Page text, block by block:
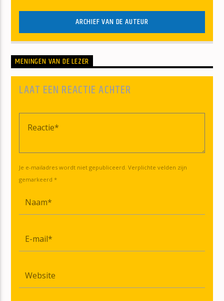
ARCHIEF VAN DE AUTEUR
MENINGEN VAN DE LEZER
LAAT EEN REACTIE ACHTER
Je e-mailadres wordt niet gepubliceerd. Verplichte velden zijn
gemarkeerd *